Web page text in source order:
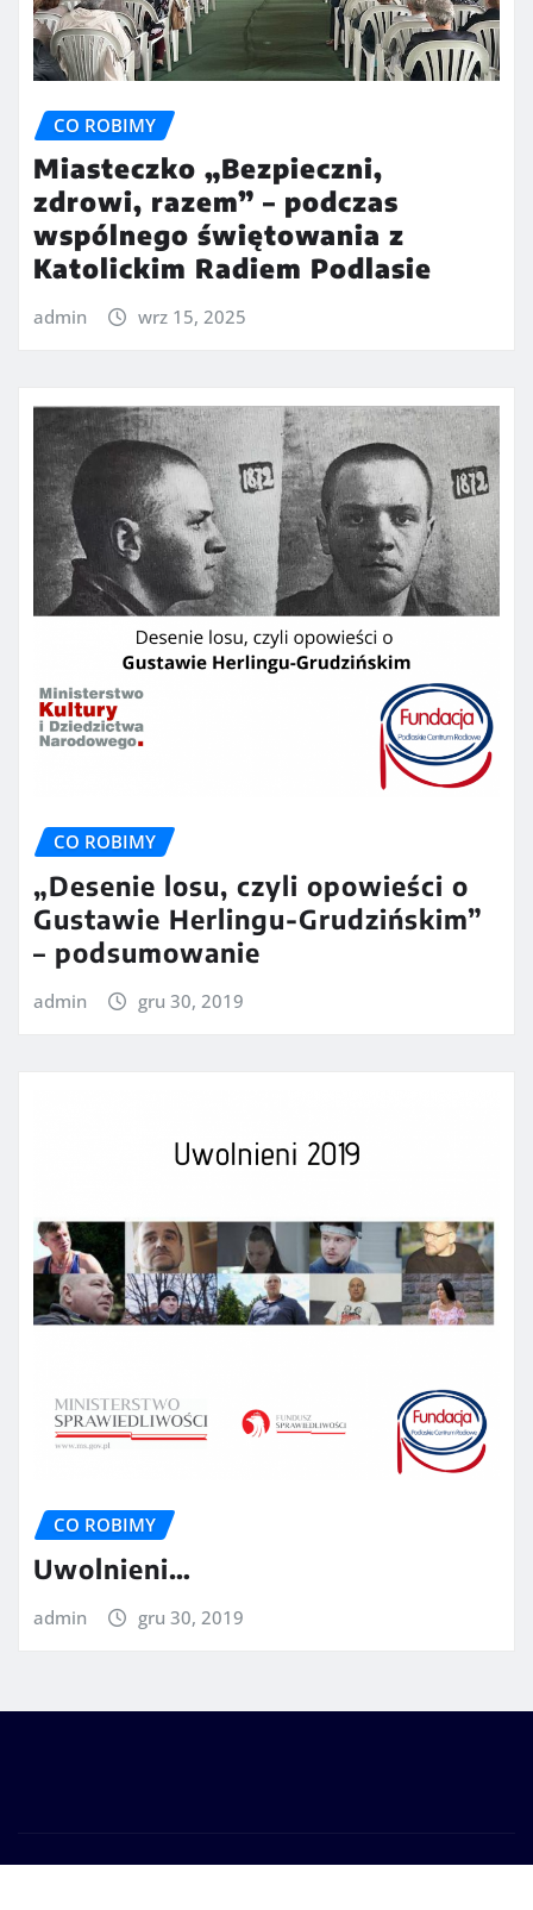
CO ROBIMY
Miasteczko „Bezpieczni,
zdrowi, razem” – podczas
wspólnego świętowania z
Katolickim Radiem Podlasie
admin wrz 15, 2025
CO ROBIMY
„Desenie losu, czyli opowieści o
Gustawie Herlingu-Grudzińskim”
– podsumowanie
admin gru 30, 2019
CO ROBIMY
Uwolnieni…
admin gru 30, 2019